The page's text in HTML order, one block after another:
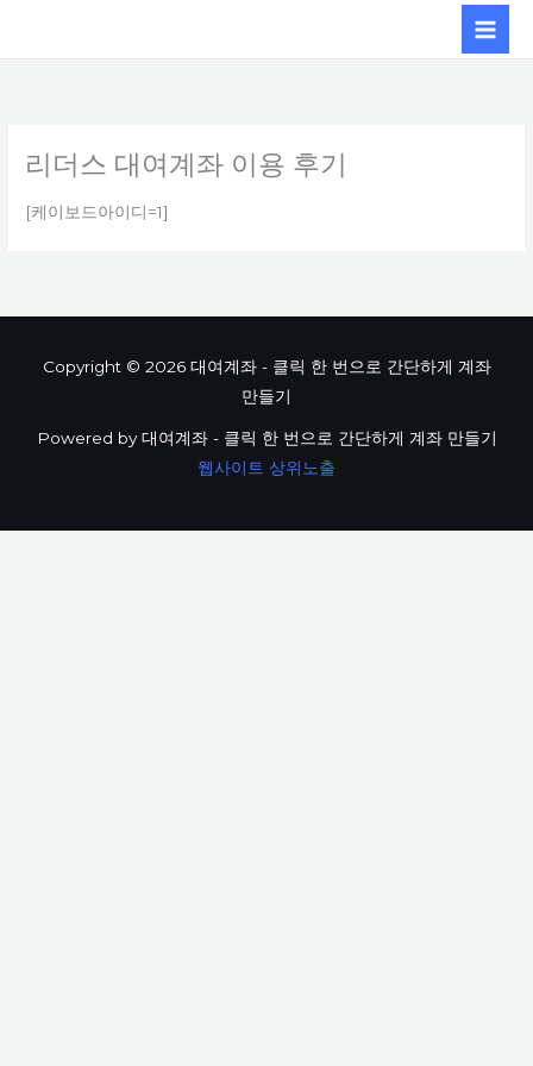
리더스 대여계좌 이용 후기
[케이보드아이디=1]
Copyright © 2026 대여계좌 - 클릭 한 번으로 간단하게 계좌
만들기
Powered by 대여계좌 - 클릭 한 번으로 간단하게 계좌 만들기
웹사이트 상위노출